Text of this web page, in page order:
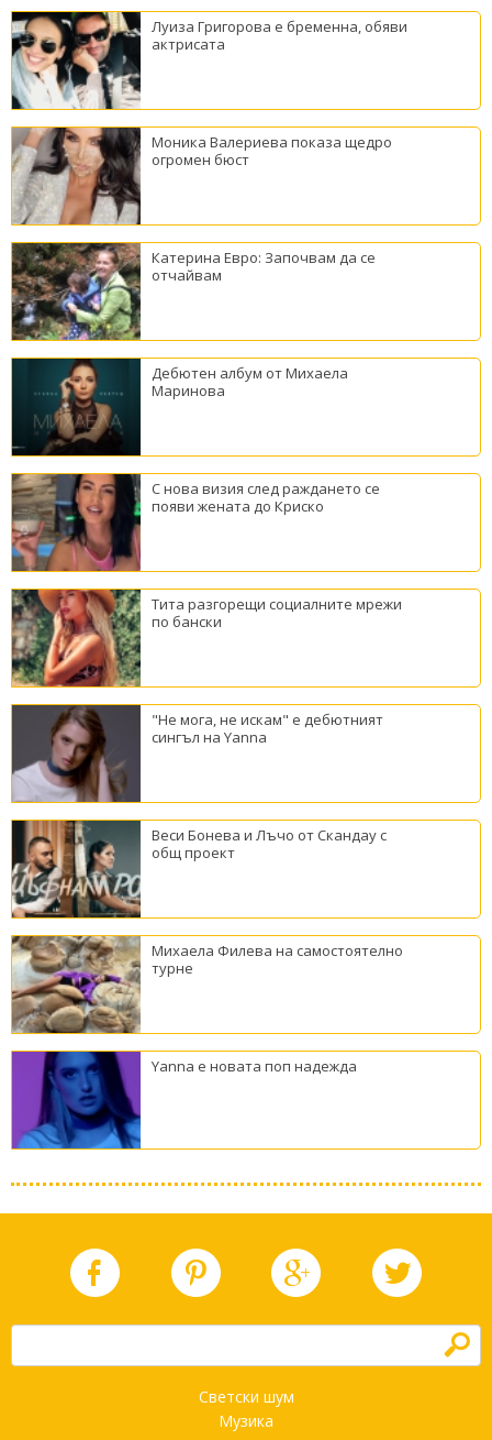
Луиза Григорова е бременна, обяви
актрисата
Моника Валериева показа щедро
огромен бюст
Катерина Евро: Започвам да се
отчайвам
Дебютен албум от Михаела
Маринова
С нова визия след раждането се
появи жената до Криско
Тита разгорещи социалните мрежи
по бански
"Не мога, не искам" е дебютният
сингъл на Yanna
Веси Бонева и Лъчо от Скандау с
общ проект
Михаела Филева на самостоятелно
турне
Yanna е новата поп надежда
h
Светски шум
Музика